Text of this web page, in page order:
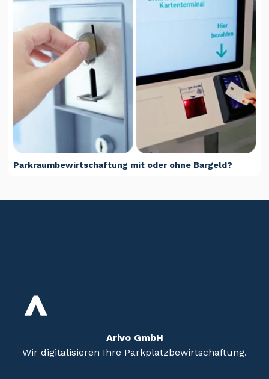
Parkraumbewirtschaftung mit oder ohne Bargeld?
Arivo GmbH
Wir digitalisieren Ihre Parkplatzbewirtschaftung.